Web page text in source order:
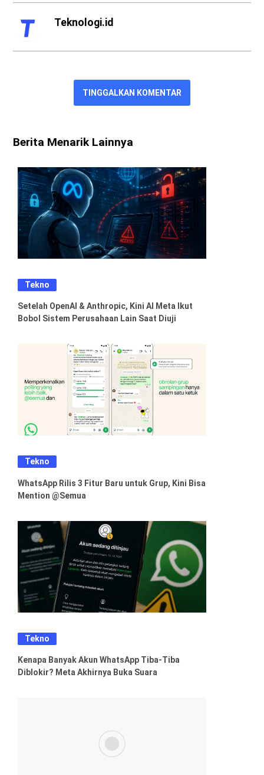
Teknologi.id
TINGGALKAN KOMENTAR
Berita Menarik Lainnya
Tekno
Setelah OpenAI & Anthropic, Kini AI Meta Ikut
Bobol Sistem Perusahaan Lain Saat Diuji
Tekno
WhatsApp Rilis 3 Fitur Baru untuk Grup, Kini Bisa
Mention @Semua
Tekno
Kenapa Banyak Akun WhatsApp Tiba-Tiba
Diblokir? Meta Akhirnya Buka Suara